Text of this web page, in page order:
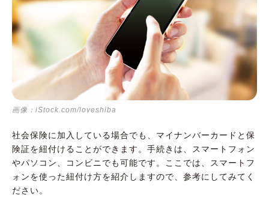
画像：iStock.com/loveshiba
社会保険に加入している場合でも、マイナンバーカードと保
険証を紐付けることができます。手続きは、スマートフォン
やパソコン、コンビニでも可能です。ここでは、スマートフ
ォンを使った紐付け方を紹介しますので、参考にしてみてく
ださい。